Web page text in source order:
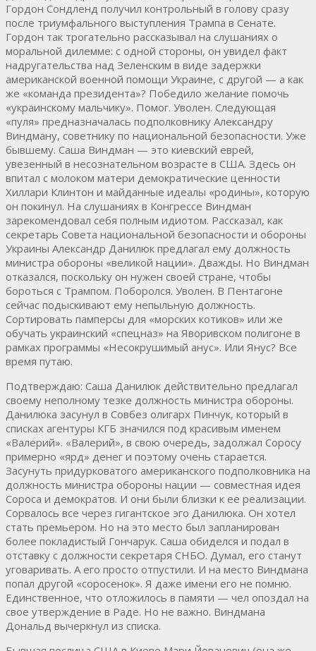
Гордон Сондленд получил контрольный в голову сразу
после триумфального выступления Трампа в Сенате.
Гордон так трогательно рассказывал на слушаниях о
моральной дилемме: с одной стороны, он увидел факт
надругательства над Зеленским в виде задержки
американской военной помощи Украине, с другой — а как
же «команда президента»? Победило желание помочь
«украинскому мальчику». Помог. Уволен. Следующая
«пуля» предназначалась подполковнику Александру
Виндману, советнику по национальной безопасности. Уже
бывшему. Саша Виндман — это киевский еврей,
увезенный в несознательном возрасте в США. Здесь он
впитал с молоком матери демократические ценности
Хиллари Клинтон и майданные идеалы «родины», которую
он покинул. На слушаниях в Конгрессе Виндман
зарекомендовал себя полным идиотом. Рассказал, как
секретарь Совета национальной безопасности и обороны
Украины Александр Данилюк предлагал ему должность
министра обороны «великой нации». Дважды. Но Виндман
отказался, поскольку он нужен своей стране, чтобы
бороться с Трампом. Поборолся. Уволен. В Пентагоне
сейчас подыскивают ему непыльную должность.
Сортировать памперсы для «морских котиков» или же
обучать украинский «спецназ» на Яворивском полигоне в
рамках программы «Несокрушимый анус». Или Янус? Все
время путаю.
Подтверждаю: Саша Данилюк действительно предлагал
своему неполному тезке должность министра обороны.
Данилюка засунул в Совбез олигарх Пинчук, который в
списках агентуры КГБ значился под красивым именем
«Валерий». «Валерий», в свою очередь, задолжал Соросу
примерно «ярд» денег и поэтому очень старается.
Засунуть придурковатого американского подполковника на
должность министра обороны нации — совместная идея
Сороса и демократов. И они были близки к ее реализации.
Сорвалось все через гигантское эго Данилюка. Он хотел
стать премьером. Но на это место был запланирован
более покладистый Гончарук. Саша обиделся и подал в
отставку с должности секретаря СНБО. Думал, его станут
уговаривать. А его просто отпустили. И на место Виндмана
попал другой «соросенок». Я даже имени его не помню.
Единственное, что отложилось в памяти — чел опоздал на
свое утверждение в Раде. Но не важно. Виндмана
Дональд вычеркнул из списка.